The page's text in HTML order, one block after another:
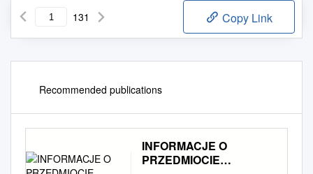
131 Copy Link
Recommended publications
INFORMACJE O
PRZEDMIOCIE